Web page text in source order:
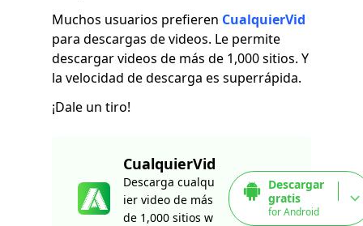
Muchos usuarios prefieren CualquierVid
para descargas de videos. Le permite
descargar videos de más de 1,000 sitios. Y
la velocidad de descarga es superrápida.
¡Dale un tiro!
CualquierVid
Descarga cualqu
ier video de más
de 1,000 sitios w
Descargar
gratis
for Android